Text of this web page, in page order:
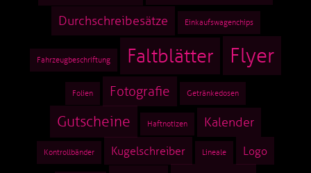
Durchschreibesätze Einkaufswagenchips
Fahrzeugbeschriftung Faltblätter Flyer
Folien Fotografie Getränkedosen
Gutscheine Haftnotizen Kalender
Kontrollbänder Kugelschreiber Lineale Logo